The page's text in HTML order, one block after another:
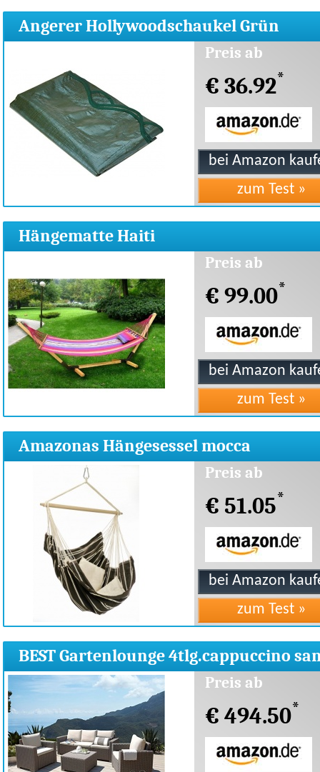
Angerer Hollywoodschaukel Grün
Preis ab
€ 36.92*
Hängematte Haiti
Preis ab
€ 99.00*
Amazonas Hängesessel mocca
Preis ab
€ 51.05*
BEST Gartenlounge 4tlg.cappuccino
Preis ab
€ 494.50*